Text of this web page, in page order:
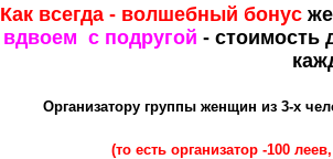
Как всегда - волшебный бонус
вдвоем с подругой - стоимость
Организатору группы женщин из 3-х
(то есть организатор -100